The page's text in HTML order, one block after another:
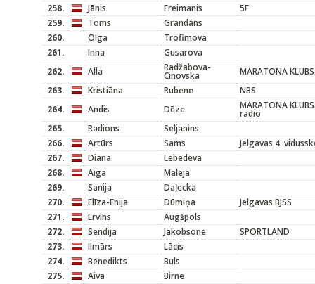
258.
Jānis Freimanis
5F
259.
Toms
Grandāns
260.
Olga
Trofimova
261.
Inna
Gusarova
262.
Alla Radžabova-
Cinovska
MARATONA KLUBS
263.
Kristiāna Rubene
NBS
264.
Andis Dēze MARATONA
radio
265.
Radions
Seljanins
266.
Artūrs Sams
Jelgavas 4.
267.
Diana
Lebedeva
268.
Aiga
Maleja
269.
Sanija
Daļecka
270.
Elīza-Enija Dūmiņa
Jelgavas BJSS
271.
Ervīns
Augšpols
272.
Sendija Jakobsone
SPORTLAND
273.
Ilmārs
Lācis
274.
Benedikts
Buls
275.
Aiva
Birne